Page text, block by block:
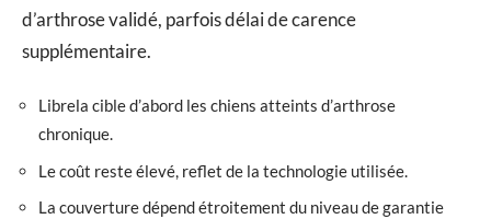
d’arthrose validé, parfois délai de carence
supplémentaire.
Librela cible d’abord les chiens atteints d’arthrose
chronique.
Le coût reste élevé, reflet de la technologie utilisée.
La couverture dépend étroitement du niveau de garantie